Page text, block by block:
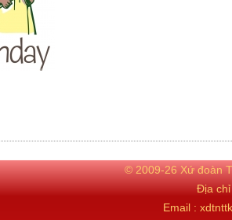
© 2009-26 Xứ đoàn
Địa
Email :